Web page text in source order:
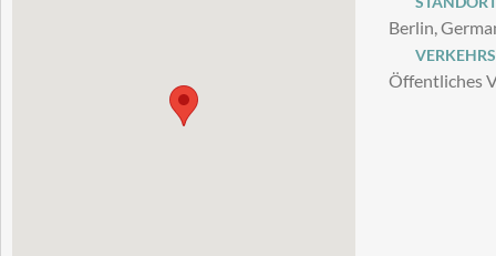
Berlin,
Öffentliches